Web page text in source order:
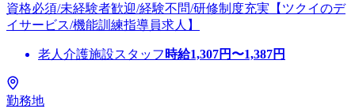
資格必須/未経験者歓迎/経験不問/研修制度充実【ツクイのデ
イサービス/機能訓練指導員求人】
老人介護施設スタッフ 時給1,307円〜1,387円
勤務地